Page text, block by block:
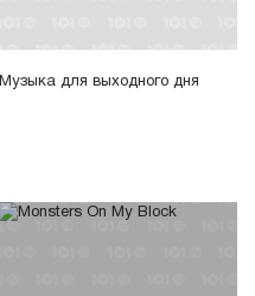
Музыка для выходного дня